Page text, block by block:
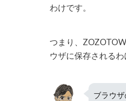
わけです。
つまり、
ウザに保存されるわ
ブラウ